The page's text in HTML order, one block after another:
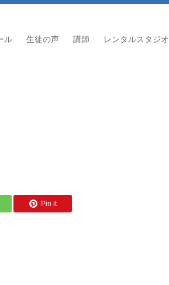
ル 生徒の声 講師 レンタルスタジオ
Pin it